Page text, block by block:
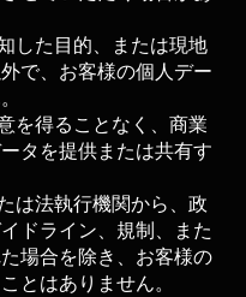
した目的、または現地
で、お客様の個人デー
を得ることなく、商業
タを提供または共有す
は法執行機関から、政
ドライン、規制、また
場合を除き、お客様の
とはありません。